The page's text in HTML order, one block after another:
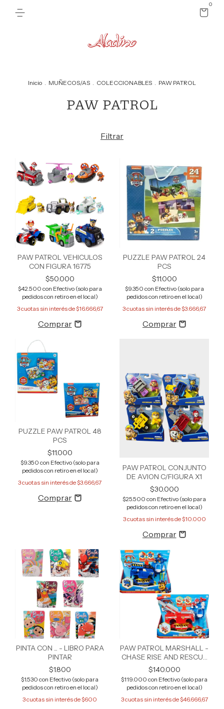
0
Inicio . MUÑECOS/AS . COLECCIONABLES . PAW PATROL
PAW PATROL
Filtrar
PAW PATROL VEHICULOS
CON FIGURA 16775
$50.000
$42.500 con Efectivo (solo para
pedidos con retiro en el local)
3cuotas sin interés de$16.666,67
PUZZLE PAW PATROL 24
PCS
$11.000
$9.350 con Efectivo (solo para
pedidos con retiro en el local)
3cuotas sin interés de$3.666,67
PUZZLE PAW PATROL 48
PCS
$11.000
$9.350 con Efectivo (solo para
pedidos con retiro en el local)
3cuotas sin interés de$3.666,67
PAW PATROL CONJUNTO
DE AVION C/FIGURA X1
$30.000
$25.500 con Efectivo (solo para
pedidos con retiro en el local)
3cuotas sin interés de$10.000
PINTA CON ... - LIBRO PARA
PINTAR
$1.800
$1.530 con Efectivo (solo para
pedidos con retiro en el local)
3cuotas sin interés de$600
PAW PATROL MARSHALL -
CHASE RISE AND RESCUE
17753
$140.000
$119.000 con Efectivo (solo para
pedidos con retiro en el local)
3cuotas sin interés de$46.666,67